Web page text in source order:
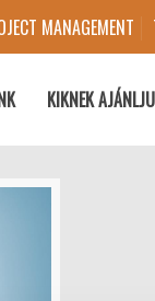
MANAGEMENT
KIKNEK